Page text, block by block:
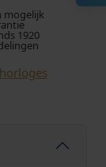
e
p
r
mogelijk
1920